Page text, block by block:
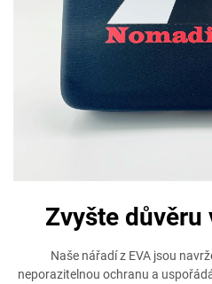
Zvyšte důvěru
Naše nářadí z EVA jsou
neporazitelnou ochranu a